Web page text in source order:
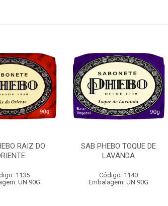
RAIZ DO
1135
UN 90G
SAB PHEBO TOQUE DE
LAVANDA
Código: 1140
Embalagem: UN 90G